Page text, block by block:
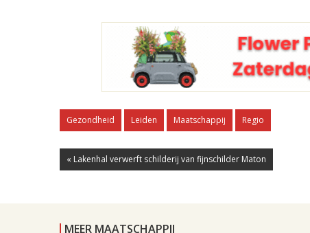
Gezondheid Leiden Maatschappij Regio
« Lakenhal verwerft schilderij van fijnschilder Maton
MEER MAATSCHAPPIJ